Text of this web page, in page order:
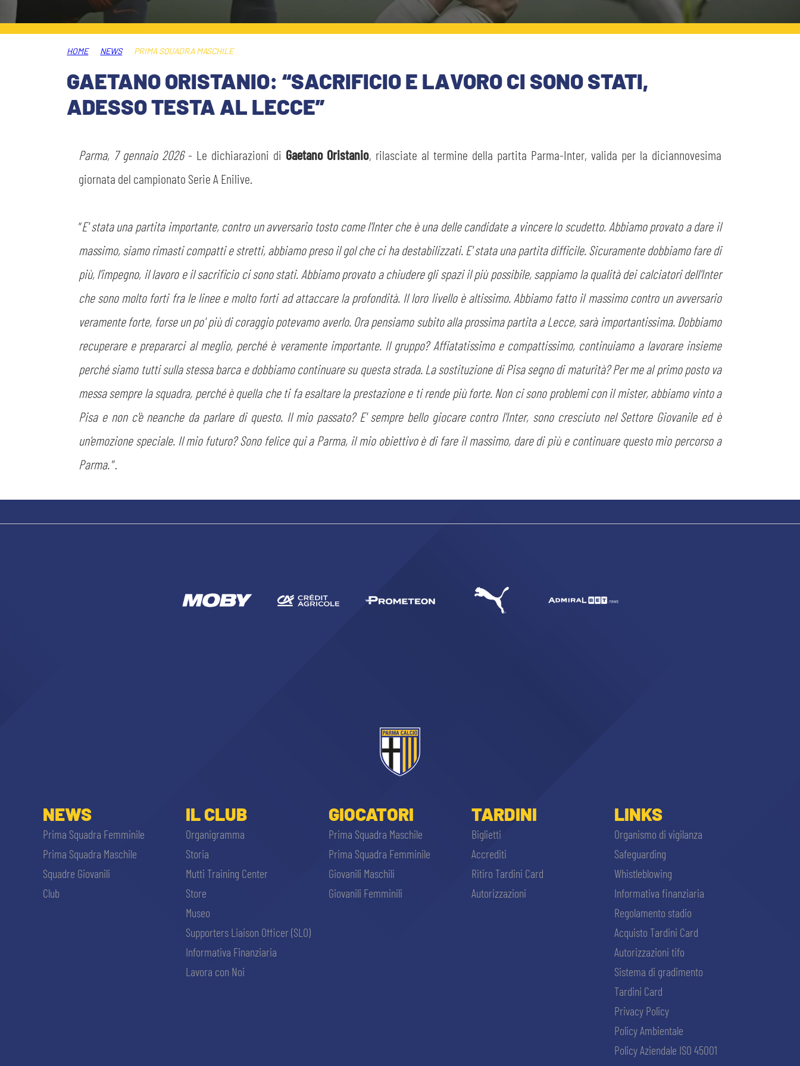
STORE
MUSEO
SLO
INFORMATIVA FINANZIARIA
PLAY GREEN
CERCA
HOME NEWS PRIMA SQUADRA MASCHILE
GAETANO ORISTANIO: “SACRIFICIO E LAVORO CI SONO STATI,
ADESSO TESTA AL LECCE”
Parma, 7 gennaio 2026- Le dichiarazioni di Gaetano Oristanio, rilasciate al termine della partita Parma-Inter, valida per la diciannovesima
giornata del campionato Serie A Enilive.
“E' stata una partita importante, contro un avversario tosto come l'Inter che è una delle candidate a vincere lo scudetto. Abbiamo provato a dare il
massimo, siamo rimasti compatti e stretti, abbiamo preso il gol che ci ha destabilizzati. E' stata una partita difficile. Sicuramente dobbiamo fare di
più, l'impegno, il lavoro e il sacrificio ci sono stati. Abbiamo provato a chiudere gli spazi il più possibile, sappiamo la qualità dei calciatori dell'Inter
che sono molto forti fra le linee e molto forti ad attaccare la profondità. Il loro livello è altissimo. Abbiamo fatto il massimo contro un avversario
veramente forte, forse un po' più di coraggio potevamo averlo. Ora pensiamo subito alla prossima partita a Lecce, sarà importantissima. Dobbiamo
recuperare e prepararci al meglio, perché è veramente importante. Il gruppo? Affiatatissimo e compattissimo, continuiamo a lavorare insieme
perché siamo tutti sulla stessa barca e dobbiamo continuare su questa strada. La sostituzione di Pisa segno di maturità? Per me al primo posto va
messa sempre la squadra, perché è quella che ti fa esaltare la prestazione e ti rende più forte. Non ci sono problemi con il mister, abbiamo vinto a
Pisa e non c'è neanche da parlare di questo. Il mio passato? E' sempre bello giocare contro l'Inter, sono cresciuto nel Settore Giovanile ed è
un'emozione speciale. Il mio futuro? Sono felice qui a Parma, il mio obiettivo è di fare il massimo, dare di più e continuare questo mio percorso a
Parma.”.
NEWS
Prima Squadra Femminile
Prima Squadra Maschile
Squadre Giovanili
Club
IL CLUB
Organigramma
Storia
Mutti Training Center
Store
Museo
Supporters Liaison Officer (SLO)
Informativa Finanziaria
Lavora con Noi
GIOCATORI
Prima Squadra Maschile
Prima Squadra Femminile
Giovanili Maschili
Giovanili Femminili
TARDINI
Biglietti
Accrediti
Ritiro Tardini Card
Autorizzazioni
LINKS
Organismo di vigilanza
Safeguarding
Whistleblowing
Informativa finanziaria
Regolamento stadio
Acquisto Tardini Card
Autorizzazioni tifo
Sistema di gradimento
Tardini Card
Privacy Policy
Policy Ambientale
Policy Aziendale ISO 45001